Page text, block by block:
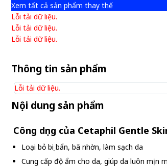
Xem tất cả sản phẩm thay thế
Lỗi tải dữ liệu.
Lỗi tải dữ liệu.
Lỗi tải dữ liệu.
Thông tin sản phẩm
Lỗi tải dữ liệu.
Nội dung sản phẩm
Công dụng của Cetaphil Gentle
Loại bỏ bụi bẩn, bã nhờn, làm sạch da
Cung cấp độ ẩm cho da, giúp da luôn mịn